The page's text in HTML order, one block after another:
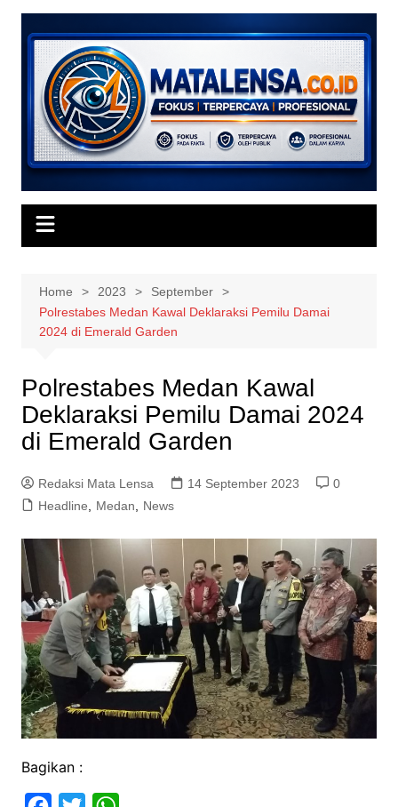
Skip
content
Home 2023
September
Polrestabes Medan Kawal Deklaraksi Pemilu Damai
2024 di Emerald Garden
Polrestabes Medan Kawal
Deklaraksi Pemilu Damai 2024
di Emerald Garden
Redaksi Mata Lensa 14 September 2023
0
Headline
Medan News
Bagikan :